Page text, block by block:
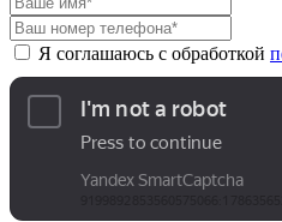
Я соглашаюсь с обработкой